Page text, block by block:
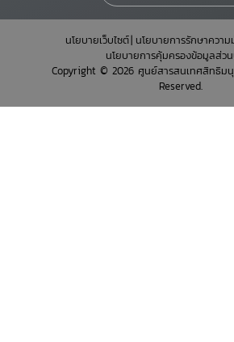
นโยบายเว็บไซต์ นโยบายการรักษาควา
นโยบายการคุ้มครองข้อมูลส่ว
Copyright © 2026 ศูนย์สารสนเทศสิทธิม
Reserved.